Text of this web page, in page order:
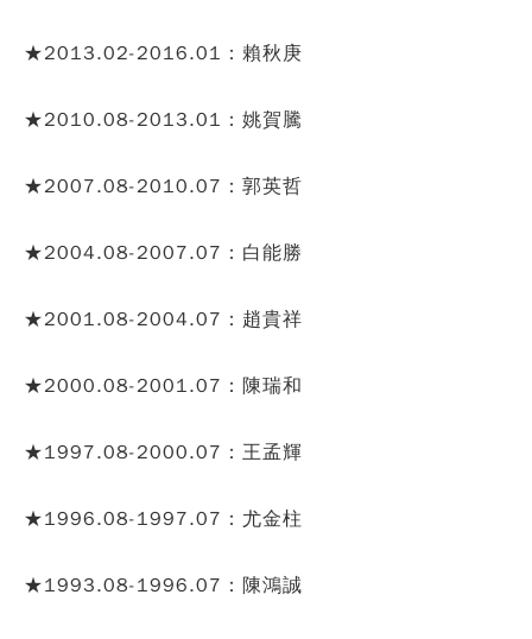
★2013.02-2016.01：賴秋庚
★2010.08-2013.01：姚賀騰
★2007.08-2010.07：郭英哲
★2004.08-2007.07：白能勝
★2001.08-2004.07：趙貴祥
★2000.08-2001.07：陳瑞和
★1997.08-2000.07：王孟輝
★1996.08-1997.07：尤金柱
★1993.08-1996.07：陳鴻誠